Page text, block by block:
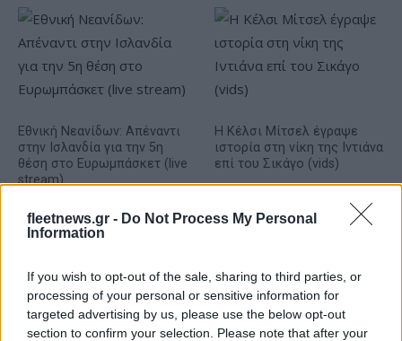
fleetnews.gr - Do Not Process My Personal
Information
If you wish to opt-out of the sale, sharing to third parties, or
processing of your personal or sensitive information for
targeted advertising by us, please use the below opt-out
section to confirm your selection. Please note that after your
Εθνική Νεανίδων: Απέναντι
στην Ισλανδία για την 5η
θέση στο Ευρωμπάσκετ (live
stream)
Η Κέλσι Μίτσελ έγραψε
ιστορία στη νίκη της Ιντιάνα
επί του Σικάγο (vids)
Ελληνική Αναπτυξιακή Τράπεζα: Με «προίκα» 2 δισ. ευρώ
ανοίγει δρόμο για δάνεια έως 5 δισ. σε μικρομεσαίες